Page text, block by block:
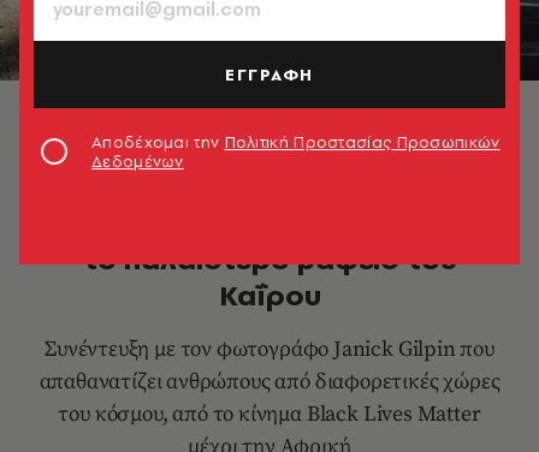
Στο παλαιότερο βαφείο του Καΐρου © Janick Gilpin
το παλαιότερο βαφείο του
Καΐρου
Συνέντευξη με τον φωτογράφο Janick Gilpin που
απαθανατίζει ανθρώπους από διαφορετικές χώρες
του κόσμου, από το κίνημα Black Lives Matter
μέχρι την Αφρική
ΕΓΓΡΑΦΗ
Αποδέχομαι την Πολιτική Προστασίας Προσωπικών
Δεδομένων